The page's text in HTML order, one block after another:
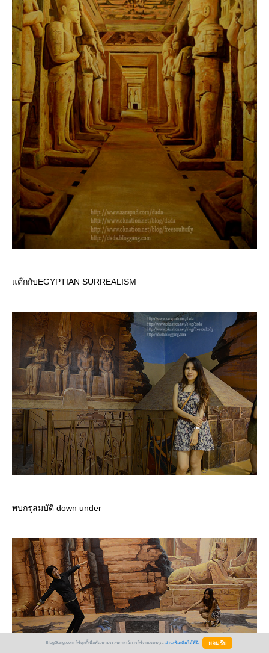
ต๊กกับEGYPTIAN SURREALISM
พบกรุสมบัติ down under
BlogGang.com ใช้คุกกี้เพื่อพัฒนาประสบการณ์การใช้งานของคุณ อ่านเพิ่มเติมได้ที่นี่